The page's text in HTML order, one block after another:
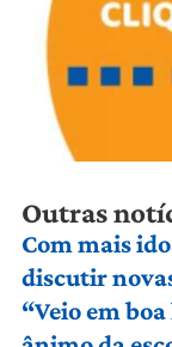
Outras
Com mais
discutir
“Veio em